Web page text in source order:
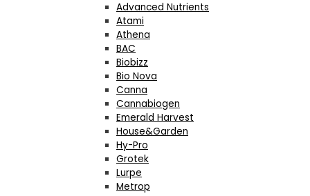
Advanced Nutrients
Atami
Athena
BAC
Biobizz
Bio Nova
Canna
Cannabiogen
Emerald Harvest
House&Garden
Hy-Pro
Grotek
Lurpe
Metrop